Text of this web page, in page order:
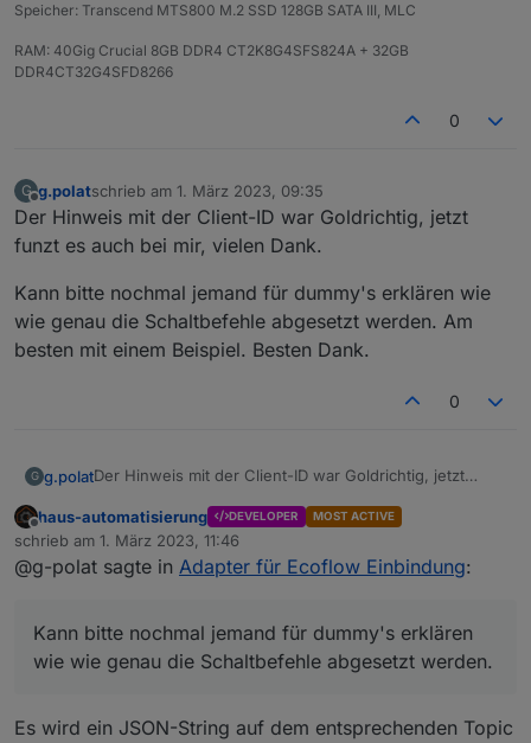
Speicher: Transcend MTS800 M.2 SSD 128GB SATA III, MLC
RAM: 40Gig Crucial 8GB DDR4 CT2K8G4SFS824A + 32GB
DDR4CT32G4SFD8266
0
G
Offline
g.polatschrieb am 1. März 2023, 09:35
zuletzt editiert von
Der Hinweis mit der Client-ID war Goldrichtig, jetzt
funzt es auch bei mir, vielen Dank.
Kann bitte nochmal jemand für dummy's erklären wie
wie genau die Schaltbefehle abgesetzt werden. Am
besten mit einem Beispiel. Besten Dank.
0
G g.polatDer Hinweis mit der Client-ID war Goldrichtig, jetzt
Kann bitte nochmal jemand für dummy's erklären wie
wie genau die Schaltbefehle abgesetzt werden. Am
besten mit einem Beispiel. Besten Dank.
Offline
haus-automatisierung DEVELOPER MOST ACTIVE
schrieb am 1. März 2023, 11:46
zuletzt editiert von
@g-polat sagte in Adapter für Ecoflow Einbindung:
Kann bitte nochmal jemand für dummy's erklären
wie wie genau die Schaltbefehle abgesetzt werden.
Es wird ein JSON-String auf dem entsprechenden Topic